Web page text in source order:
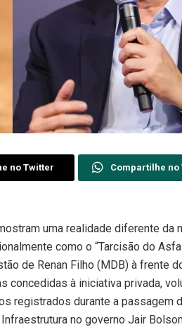
no Twitter Compartilhe no
uma realidade diferente da
como o “Tarcisão do
de Renan Filho (MDB) à frente
concedidas à iniciativa privada,
registrados durante a passagem
no governo Jair